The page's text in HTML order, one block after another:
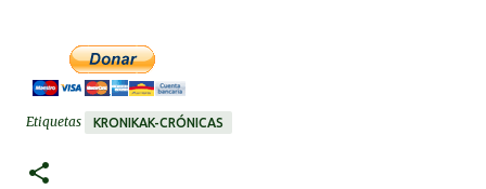
Etiquetas KRONIKAK-CRÓNICAS